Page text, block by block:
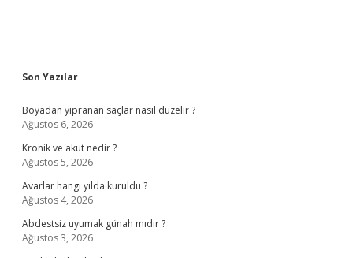
Sidebar
Son Yazılar
Boyadan yipranan saçlar nasıl düzelir ?
Ağustos 6, 2026
Kronik ve akut nedir ?
Ağustos 5, 2026
Avarlar hangi yılda kuruldu ?
Ağustos 4, 2026
Abdestsiz uyumak günah mıdır ?
Ağustos 3, 2026